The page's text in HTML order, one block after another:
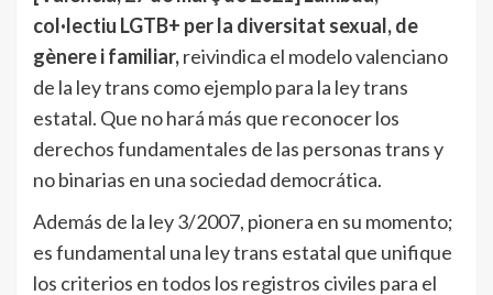
col·lectiu LGTB+ per la diversitat sexual, de
gènere i familiar,reivindica el modelo valenciano
de la ley trans como ejemplo para la ley trans
estatal. Que no hará más que reconocer los
derechos fundamentales de las personas trans y
no binarias en una sociedad democrática.
Además de la ley 3/2007, pionera en su momento;
es fundamental una ley trans estatal que unifique
los criterios en todos los registros civiles para el